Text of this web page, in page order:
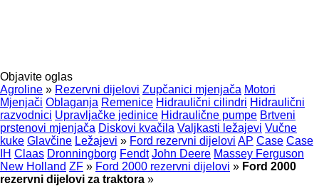
Objavite oglas
Agroline » Rezervni dijelovi Zupčanici mjenjača Motori
Mjenjači Oblaganja Remenice Hidraulični cilindri Hidraulični
razvodnici Upravljačke jedinice Hidraulične pumpe Brtveni
prstenovi mjenjača Diskovi kvačila Valjkasti ležajevi Vučne
kuke Glavčine Ležajevi » Ford rezervni dijelovi AP Case Case
IH Claas Dronningborg Fendt John Deere Massey Ferguson
New Holland ZF » Ford 2000 rezervni dijelovi » Ford 2000
rezervni dijelovi za traktora »